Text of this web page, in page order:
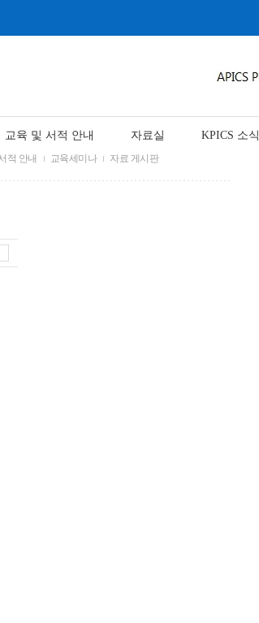
교육 및 서적 안내 자료실 KPICS 소식
적 안내 교육세미나 자료 게시판